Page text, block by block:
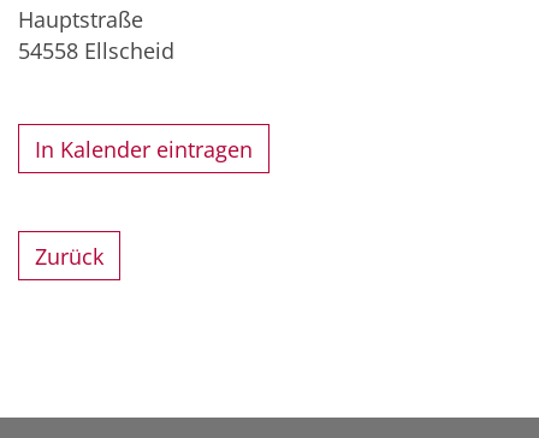
Hauptstraße
54558 Ellscheid
In Kalender eintragen
Zurück